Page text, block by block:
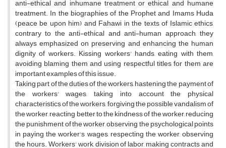
anti-ethical and inhumane treatment or ethical and humane
treatment. In the biographies of the Prophet and Imams Huda
(peace be upon him) and Fahawi in the texts of Islamic ethics,
contrary to the anti-ethical and anti-human approach, they
always emphasized on preserving and enhancing the human
dignity of workers. Kissing workers' hands, eating with them,
avoiding blaming them and using respectful titles for them are
important examples of this issue.
Taking part of the duties of the workers, hastening the payment of
the workers' wages, taking into account the physical
characteristics of the workers, forgiving the possible vandalism of
the worker, reacting better to the kindness of the worker, reducing
the punishment of the worker, observing the psychological points
in paying the worker's wages, respecting the worker, observing
the hours. Workers' work, division of labor, making contracts and